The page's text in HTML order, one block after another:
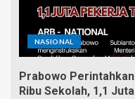
NASIONAL
Prabowo
Ribu Sekolah, 1,1